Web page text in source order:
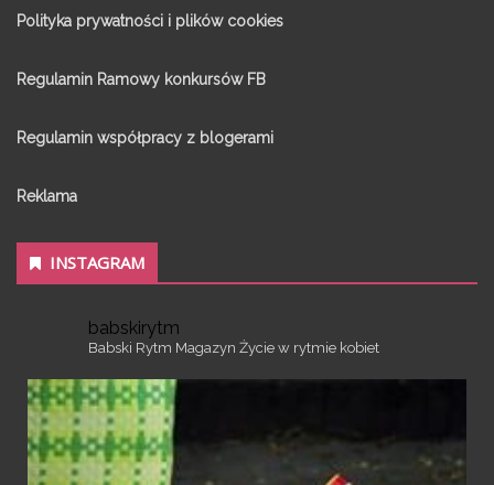
Polityka prywatności i plików cookies
Regulamin Ramowy konkursów FB
Regulamin współpracy z blogerami
Reklama
INSTAGRAM
babskirytm
Babski Rytm Magazyn Życie w rytmie kobiet